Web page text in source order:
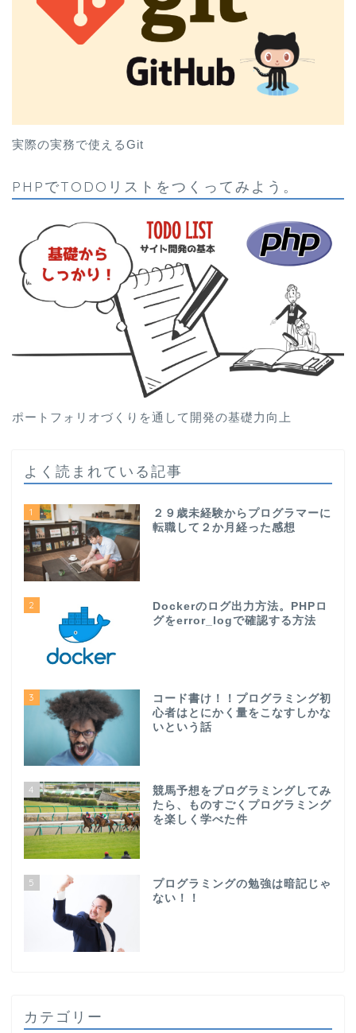
実際の実務で使えるGit
PHPでTODOリストをつくってみよう。
ポートフォリオづくりを通して開発の基礎力向上
よく読まれている記事
1
２９歳未経験からプログラマーに
転職して２か月経った感想
2
Dockerのログ出力方法。PHPロ
グをerror_logで確認する方法
3
コード書け！！プログラミング初
心者はとにかく量をこなすしかな
いという話
4
競馬予想をプログラミングしてみ
たら、ものすごくプログラミング
を楽しく学べた件
5
プログラミングの勉強は暗記じゃ
ない！！
カテゴリー